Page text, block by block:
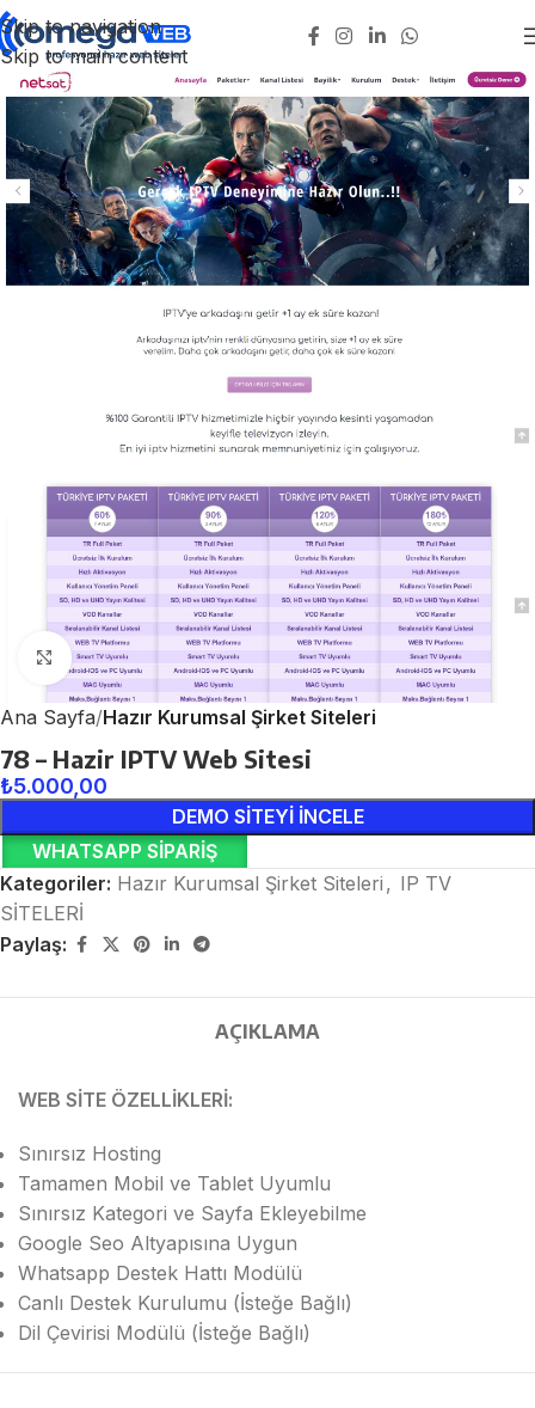
Skip to navigation
Skip to main content
Click to enlarge
Ana Sayfa Hazır Kurumsal Şirket Siteleri
78 – Hazir IPTV Web Sitesi
₺5.000,00
DEMO SİTEYİ İNCELE
WHATSAPP SIPARIŞ
Kategoriler: Hazır Kurumsal Şirket Siteleri , IP TV
SİTELERİ
Paylaş:
AÇIKLAMA
WEB SİTE ÖZELLİKLERİ:
Sınırsız Hosting
Tamamen Mobil ve Tablet Uyumlu
Sınırsız Kategori ve Sayfa Ekleyebilme
Google Seo Altyapısına Uygun
Whatsapp Destek Hattı Modülü
Canlı Destek Kurulumu (İsteğe Bağlı)
Dil Çevirisi Modülü (İsteğe Bağlı)